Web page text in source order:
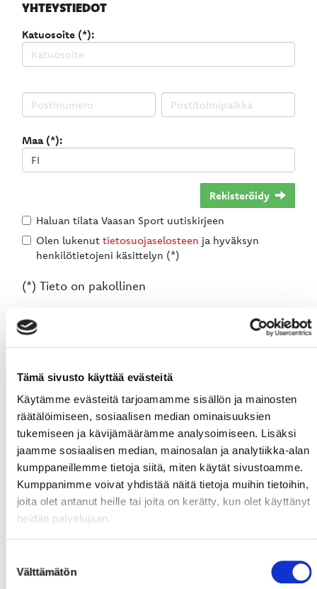
Tämä sivusto käyttää evästeitä
Käytämme evästeitä tarjoamamme sisällön ja mainosten
räätälöimiseen, sosiaalisen median ominaisuuksien
tukemiseen ja kävijämäärämme analysoimiseen. Lisäksi
jaamme sosiaalisen median, mainosalan ja analytiikka-alan
kumppaneillemme tietoja siitä, miten käytät sivustoamme.
Kumppanimme voivat yhdistää näitä tietoja muihin tietoihin,
joita olet antanut heille tai joita on kerätty, kun olet käyttänyt
heidän palvelujaan.
valinta
Välttämätön
YHTEYSTIEDOT
Katuosoite (*):
Maa (*):
Rekisteröidy
Haluan tilata Vaasan Sport uutiskirjeen
Olen lukenut tietosuojaselosteen ja hyväksyn
henkilötietojeni käsittelyn (*)
(*) Tieto on pakollinen